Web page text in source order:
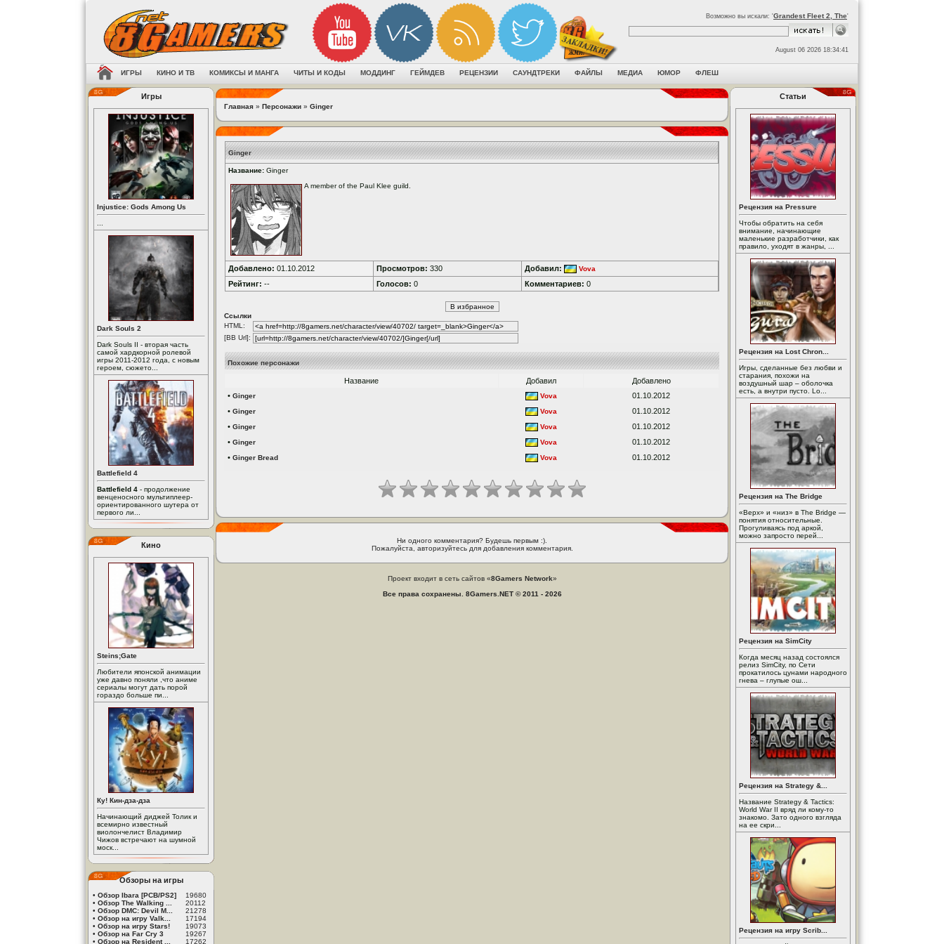
Возможно вы искали: 'Grandest Fleet 2, The'
August 06 2026 18:34:41
ИГРЫ КИНО И ТВ КОМИКСЫ И МАНГА ЧИТЫ И КОДЫ МОДДИНГ ГЕЙМДЕВ РЕЦЕНЗИИ САУНДТРЕКИ ФАЙЛЫ МЕДИА ЮМОР ФЛЕШ
Игры
Injustice: Gods Among Us
Dark Souls 2
Dark Souls II - вторая часть
самой хардкорной ролевой
игры 2011-2012 года, с новым
героем, сюжето...
Battlefield 4
Battlefield 4 - продолжение
венценосного мультиплеер-
ориентированного шутера от
первого ли...
Кино
Steins;Gate
Любители японской анимации
уже давно поняли ,что аниме
сериалы могут дать порой
гораздо больше пи...
Ку! Кин-дза-дза
Начинающий диджей Толик и
всемирно известный
виолончелист Владимир
Чижов встречают на шумной
моск...
Обзоры на игры
• Обзор Ibara [PCB/PS2]
19680
• Обзор The Walking ...
20112
• Обзор DMC: Devil M...
21278
• Обзор на игру Valk...
17194
• Обзор на игру Stars!
19073
• Обзор на Far Cry 3
19267
• Обзор на Resident ... 17262
Главная » Персонажи » Ginger
Ginger
Название: Ginger
A member of the Paul Klee guild.
Добавлено: 01.10.2012 Просмотров: 330 Добавил: Vova
Рейтинг: -- Голосов: 0 Комментариев: 0
Ссылки
HTML:
[BB Url]:
Похожие персонажи
Название Добавил
Добавлено
• Ginger Vova
01.10.2012
• Ginger Vova
01.10.2012
• Ginger Vova
01.10.2012
• Ginger Vova
01.10.2012
• Ginger Bread Vova 01.10.2012
Ни одного комментария? Будешь первым :).
Пожалуйста, авторизуйтесь для добавления комментария.
Проект входит в сеть сайтов «8Gamers Network»
Все права сохранены. 8Gamers.NET © 2011 - 2026
Статьи
Рецензия на Pressure
Чтобы обратить на себя
внимание, начинающие
маленькие разработчики, как
правило, уходят в жанры, ...
Рецензия на Lost Chron...
Игры, сделанные без любви и
старания, похожи на
воздушный шар – оболочка
есть, а внутри пусто. Lo...
Рецензия на The Bridge
«Верх» и «низ» в The Bridge —
понятия относительные.
Прогуливаясь под аркой,
можно запросто перей...
Рецензия на SimCity
Когда месяц назад состоялся
релиз SimCity, по Сети
прокатилось цунами народного
гнева – глупые ош...
Рецензия на Strategy &...
Название Strategy & Tactics:
World War II вряд ли кому-то
знакомо. Зато одного взгляда
на ее скри...
Рецензия на игру Scrib...